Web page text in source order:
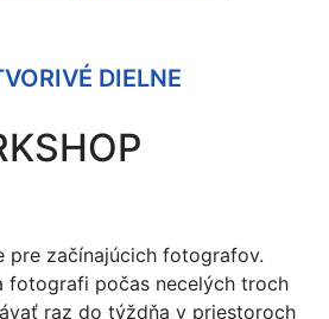
DIELNE
pre začínajúcich fotografov.
fotografi počas necelých troch
raz do týždňa v priestoroch